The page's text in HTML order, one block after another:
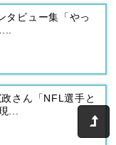
タビュー集「やっ
さん「NFL選手と
...